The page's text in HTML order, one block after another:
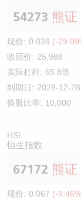
54273 熊证
现价: 0.039 (-
收回价: 25,988
实际杠杆: 65.8倍
到期日: 2028-12-28
换股比率: 10,000
HSI
恒生指数
67172 熊证
现价: 0.067 (-